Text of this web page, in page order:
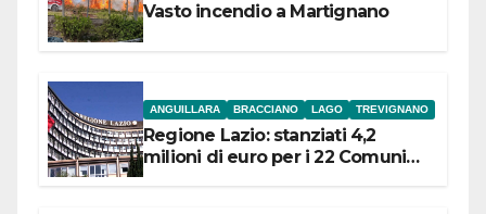
Vasto incendio a Martignano
ANGUILLARA BRACCIANO LAGO TREVIGNANO
Regione Lazio: stanziati 4,2
milioni di euro per i 22 Comuni